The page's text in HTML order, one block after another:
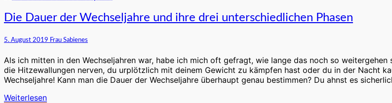
Die
Dauer
der
Wechseljahre
ihre
drei
unterschiedlichen
Phasen
Die Dauer der Wechseljahre und ihre drei unterschiedlichen Phasen
5. August 2019 Frau Sabienes
Als ich mitten in den Wechseljahren war, habe ich mich oft gefragt, wie lange das noch so
die Hitzewallungen nerven, du urplötzlich mit deinem Gewicht zu kämpfen hast oder du in der Nacht
Wechseljahre! Kann man die Dauer der Wechseljahre überhaupt genau bestimmen? Du ahnst es
WeiterlesenWeiterlesen